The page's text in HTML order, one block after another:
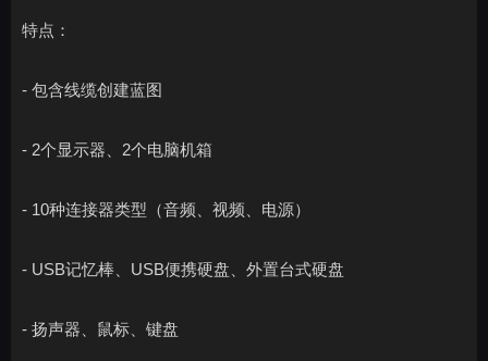
特点：
- 包含线缆创建蓝图
- 2个显示器、2个电脑机箱
- 10种连接器类型（音频、视频、电源）
- USB记忆棒、USB便携硬盘、外置台式硬盘
- 扬声器、鼠标、键盘